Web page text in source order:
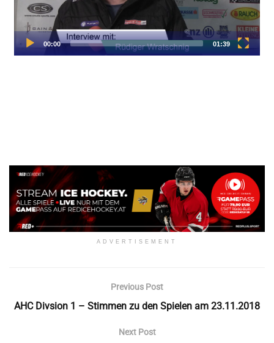
ADVERTISEMENT
Previous Post
AHC Divsion 1 – Stimmen zu den Spielen am 23.11.2018
Next Post